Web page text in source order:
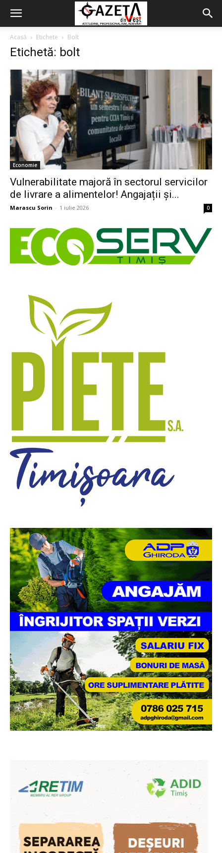
Acasă Etichete Bolt
Etichetă: bolt
Economie
Vulnerabilitate majoră în sectorul servicilor
de livrare a alimentelor! Angajații și...
Marascu Sorin - 1 iulie 2026 0